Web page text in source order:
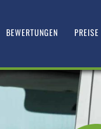
BEWERTUNGEN PREISE